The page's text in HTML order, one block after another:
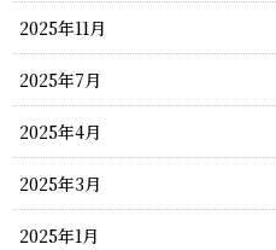
2025年11月
2025年7月
2025年4月
2025年3月
2025年1月